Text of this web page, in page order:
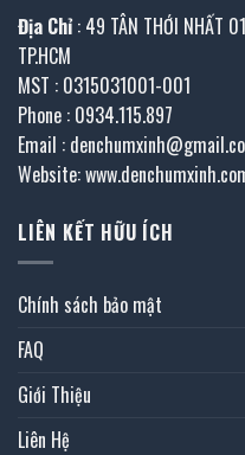
Địa Chỉ : 49 TÂN THỚI NHẤT
TP.HCM
MST : 0315031001-001
Phone : 0934.115.897
Email :
Website:
LIÊN KẾT HỮU ÍCH
Chính sách bảo mật
FAQ
Giới Thiệu
Liên Hệ